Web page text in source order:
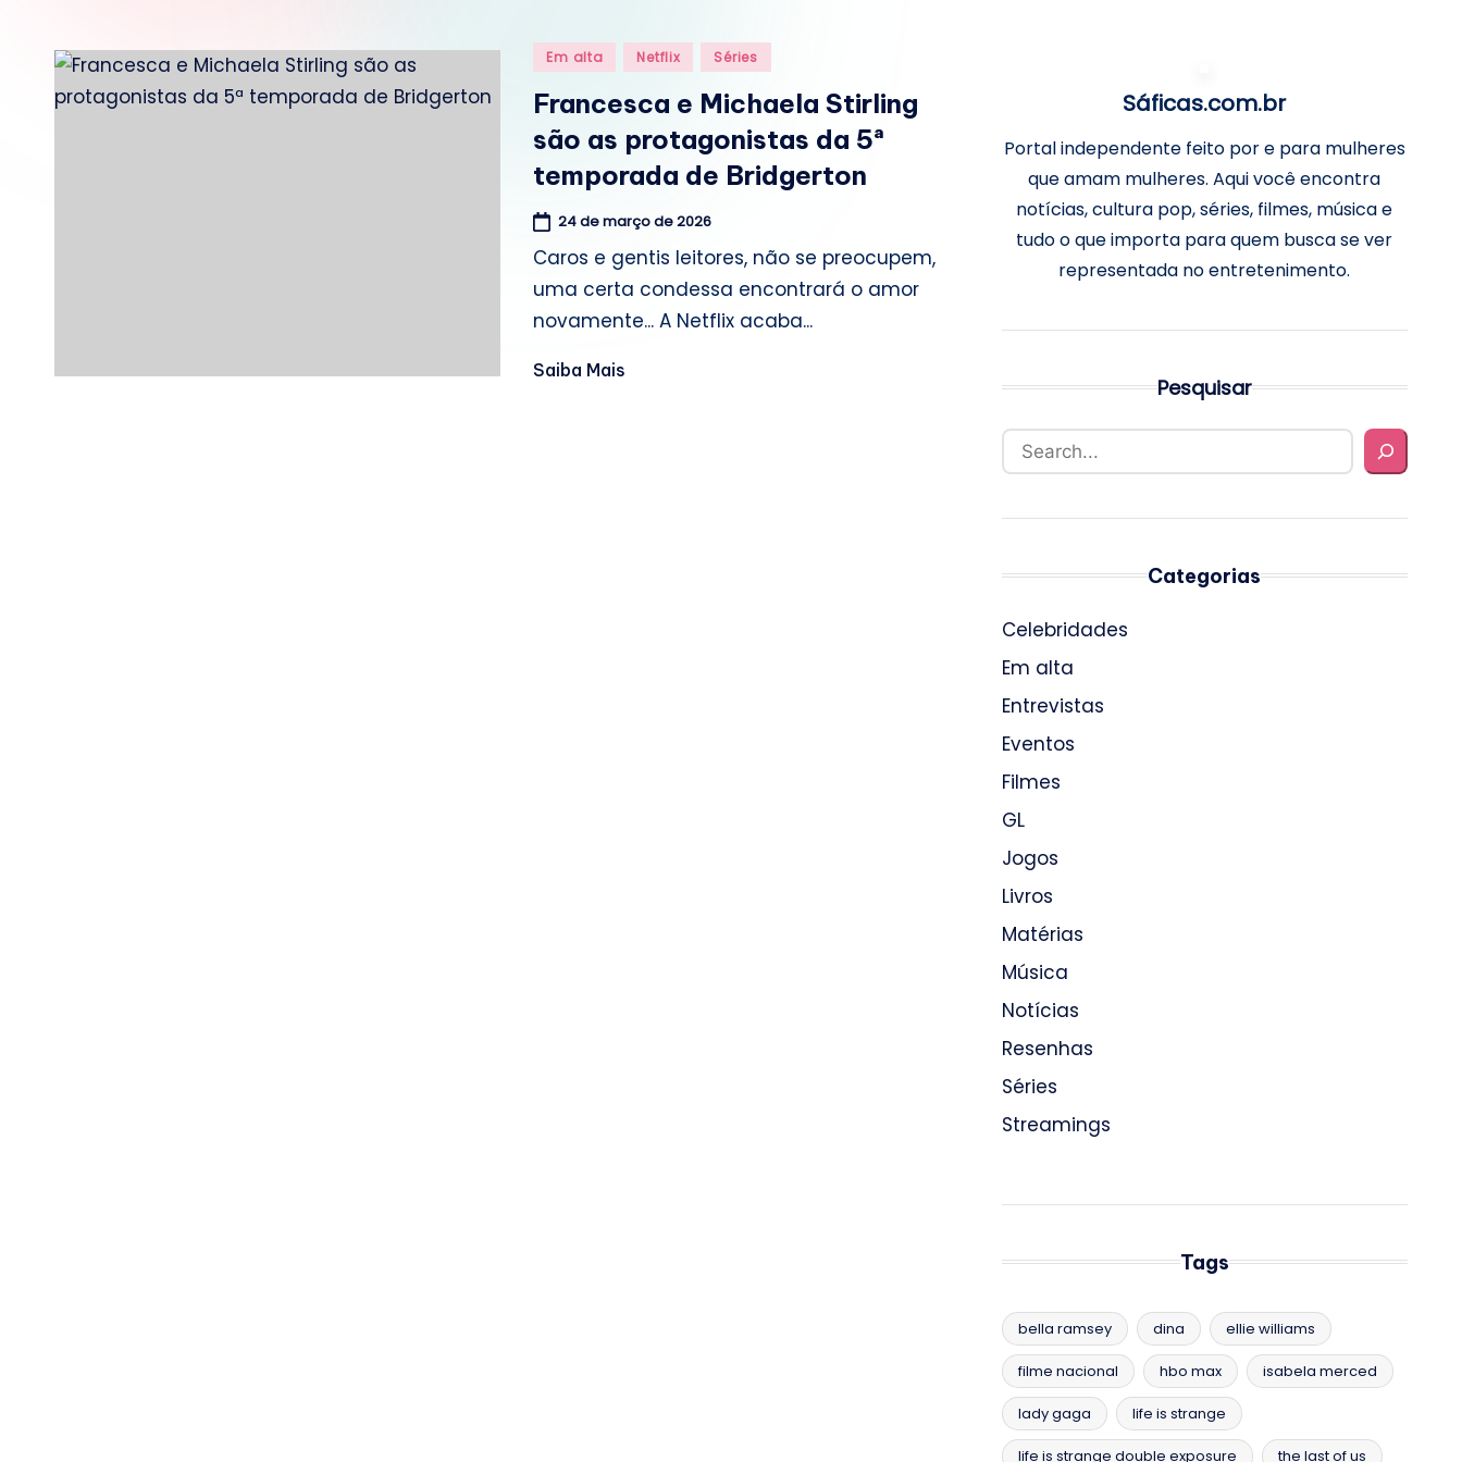
m
.
b
r
Posted
Em alta Netflix Séries
Francesca e Michaela Stirling
são as protagonistas da 5ª
temporada de Bridgerton
24 de março de 2026
Caros e gentis leitores, não se preocupem,
uma certa condessa encontrará o amor
novamente... A Netflix acaba...
Saiba Mais
Sáficas.com.br
Portal independente feito por e para mulheres
que amam mulheres. Aqui você encontra
notícias, cultura pop, séries, filmes, música e
tudo o que importa para quem busca se ver
representada no entretenimento.
Pesquisar
Categorias
Celebridades
Em alta
Entrevistas
Eventos
Filmes
GL
Jogos
Livros
Matérias
Música
Notícias
Resenhas
Séries
Streamings
Tags
bella ramsey dina ellie williams
filme nacional hbo max isabela merced
lady gaga life is strange
life is strange double exposure the last of us